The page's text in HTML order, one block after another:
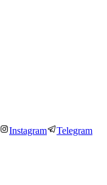
Instagram Telegram